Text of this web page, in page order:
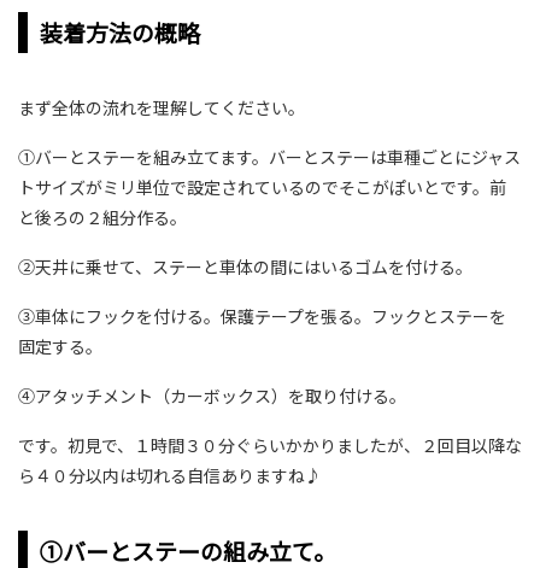
装着方法の概略
まず全体の流れを理解してください。
①バーとステーを組み立てます。バーとステーは車種ごとにジャス
トサイズがミリ単位で設定されているのでそこがぽいとです。前
と後ろの２組分作る。
②天井に乗せて、ステーと車体の間にはいるゴムを付ける。
③車体にフックを付ける。保護テープを張る。フックとステーを
固定する。
④アタッチメント（カーボックス）を取り付ける。
です。初見で、１時間３０分ぐらいかかりましたが、２回目以降な
ら４０分以内は切れる自信ありますね♪
①バーとステーの組み立て。